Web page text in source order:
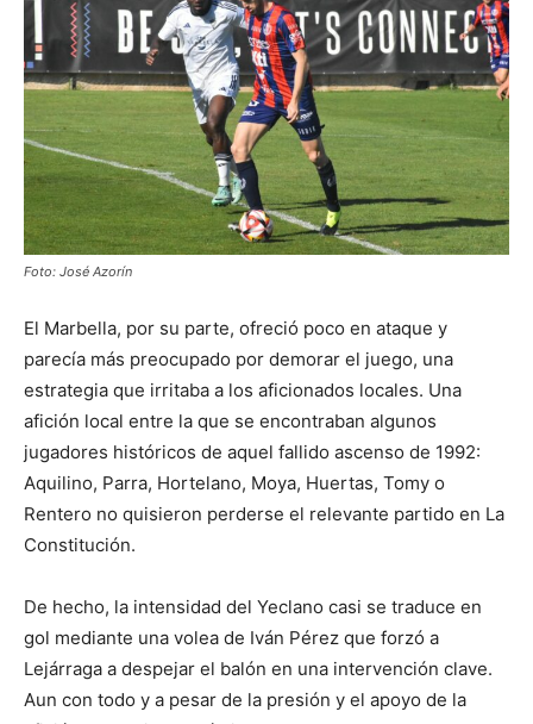
Foto: José Azorín
El Marbella, por su parte, ofreció poco en ataque y
parecía más preocupado por demorar el juego, una
estrategia que irritaba a los aficionados locales. Una
afición local entre la que se encontraban algunos
jugadores históricos de aquel fallido ascenso de 1992:
Aquilino, Parra, Hortelano, Moya, Huertas, Tomy o
Rentero no quisieron perderse el relevante partido en La
Constitución.
De hecho, la intensidad del Yeclano casi se traduce en
gol mediante una volea de Iván Pérez que forzó a
Lejárraga a despejar el balón en una intervención clave.
Aun con todo y a pesar de la presión y el apoyo de la